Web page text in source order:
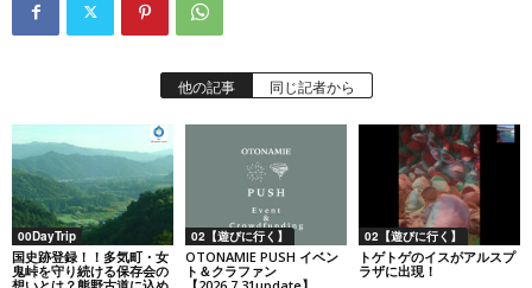
他の記事 同じ記者から
00DayTrip
国史跡登録！！多気町・女
鬼峠を守り続ける保存会の
02【遊びに行く】
OTONAMIE PUSH イベン
ト＆クラファン
02【遊びに行く】
トゲトゲのイスがアルスプ
ラザに出現！